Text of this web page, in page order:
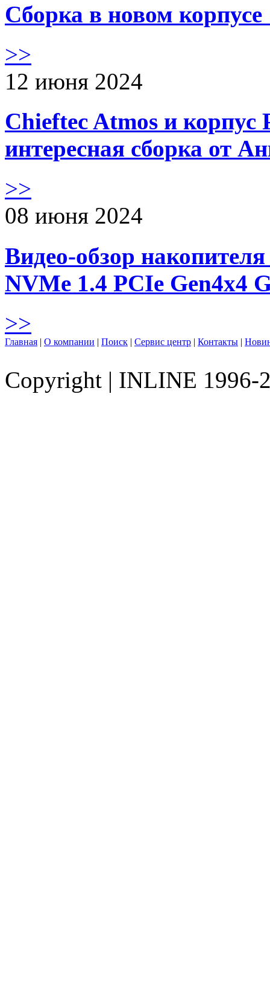
Сборка в новом
>>
12 июня 2024
Chieftec Atmos и корпус
интересная сборка от
>>
08 июня 2024
Видео-обзор
NVMe 1.4 PCIe Gen4х4
>>
Главная | О компании | Поиск | Сервис центр | Контакты |
Copyright | INLINE 1996-